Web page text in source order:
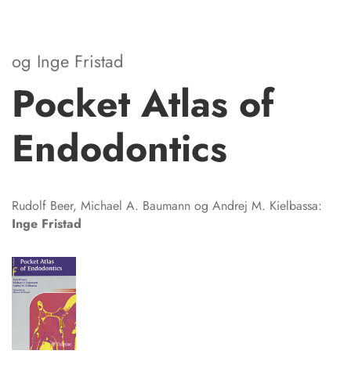
og Inge Fristad
Pocket Atlas of
Endodontics
Rudolf Beer, Michael A. Baumann og Andrej M. Kielbassa:
Inge Fristad